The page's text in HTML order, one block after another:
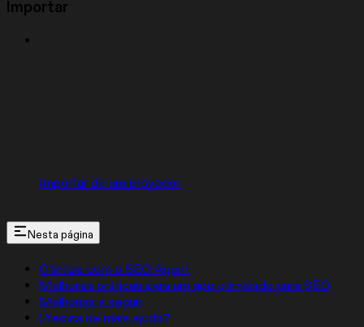
Importar
Importar de um provedor
Nesta página
Otimize com o SEO Agent
Melhores práticas para um app otimizado para SEO
Melhorias a seguir
Precisa de mais ajuda?